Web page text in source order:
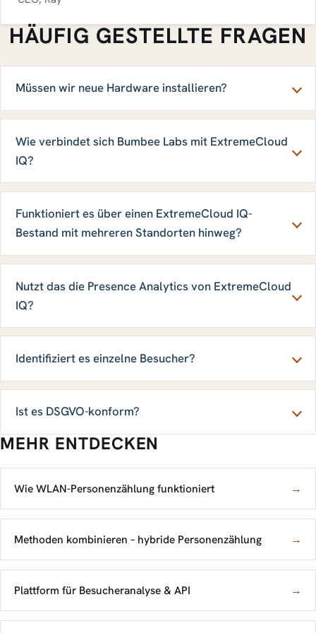
HÄUFIG GESTELLTE FRAGEN
Müssen wir neue Hardware installieren?
Wie verbindet sich Bumbee Labs mit ExtremeCloud
IQ?
Funktioniert es über einen ExtremeCloud IQ-
Bestand mit mehreren Standorten hinweg?
Nutzt das die Presence Analytics von ExtremeCloud
IQ?
Identifiziert es einzelne Besucher?
Ist es DSGVO-konform?
MEHR ENTDECKEN
Wie WLAN-Personenzählung funktioniert →
Methoden kombinieren – hybride Personenzählung →
Plattform für Besucheranalyse & API →